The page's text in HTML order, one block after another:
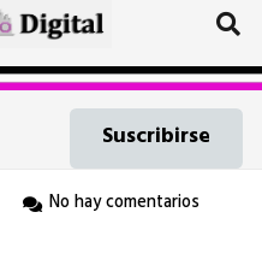
Suscribirse
No hay comentarios